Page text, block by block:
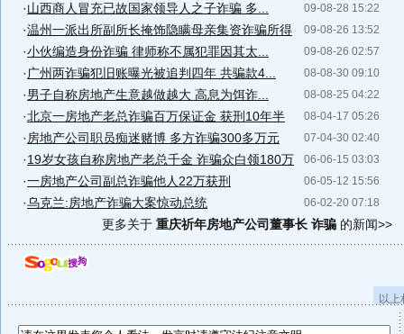
09-08-28 15:22
·山西商人冒充已故国家领导人之子诈骗 多...
09-08-26 13:52
·温州一派出所副所长掩饰隐瞒母亲集资诈骗所得
09-08-26 02:57
·小伙编造身份诈骗 律师称不属犯罪因其太...
08-08-30 09:10
· 广州两诈骗犯旧账曝光被追判四年 共骗款4...
08-08-25 04:22
·男子自称房地产生意越做越大 高息为饵诈...
08-04-17 05:26
·北京一房地产老总诈骗百万保证金 获刑10年半
07-04-30 02:40
· 房地产公司职员痴迷赌博 多方诈骗300多万元
06-06-15 03:03
·19岁女孩自称房地产老总千金 诈骗众白领180万
06-05-12 15:56
·一房地产公司副总诈骗他人22万获刑
06-02-20 07:18
·乌克兰:房地产诈骗大案惊动总统
更多关于 重庆祈年房地产公司董事长 诈骗 的新闻>>
以